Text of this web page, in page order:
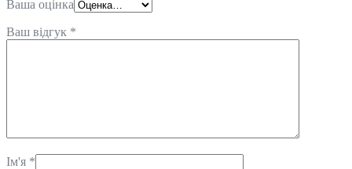
Ваша оцінка
Ваш відгук *
Ім'я *